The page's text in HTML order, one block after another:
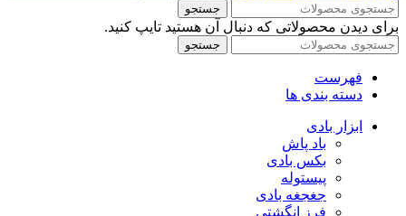
جستجو
برای دیدن محصولاتی که دنبال آن هستید تایپ کنید.
جستجو
فهرست
دسته بندی ها
ابزار بادی
باد پاش
بکس بادی
پیستوله
جغجغه بادی
فرز انگشتی